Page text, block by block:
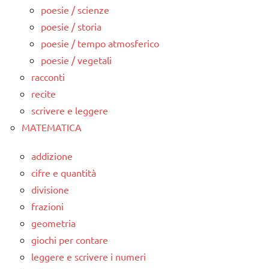
poesie / scienze
poesie / storia
poesie / tempo atmosferico
poesie / vegetali
racconti
recite
scrivere e leggere
MATEMATICA
addizione
cifre e quantità
divisione
frazioni
geometria
giochi per contare
leggere e scrivere i numeri